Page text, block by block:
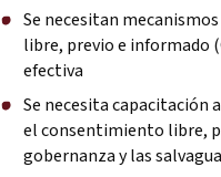
Se necesitan
libre, previo e informado
efectiva
Se necesita capacitación
el consentimiento libre,
gobernanza y las